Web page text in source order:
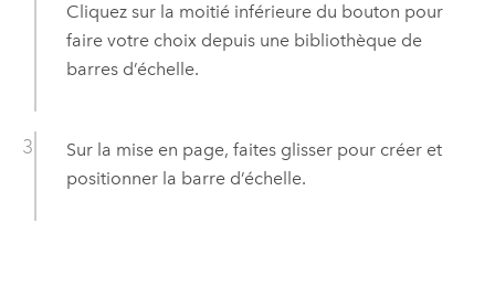
Cliquez sur la moitié inférieure du bouton pour
faire votre choix depuis une bibliothèque de
barres d’échelle.
Sur la mise en page, faites glisser pour créer et
positionner la barre d’échelle.